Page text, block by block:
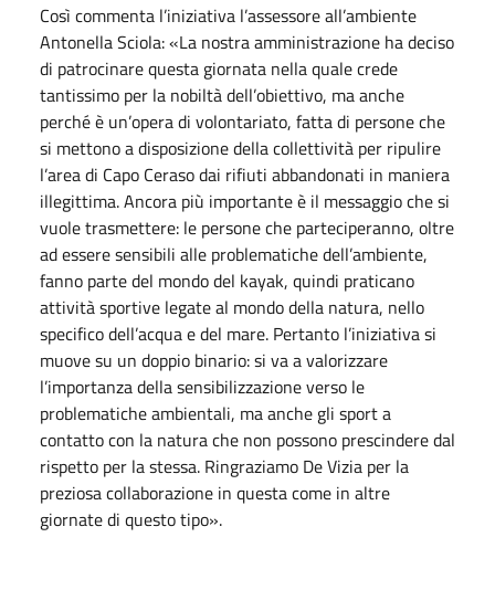
Così commenta l’iniziativa l’assessore all’ambiente
Antonella Sciola: «La nostra amministrazione ha deciso
di patrocinare questa giornata nella quale crede
tantissimo per la nobiltà dell’obiettivo, ma anche
perché è un’opera di volontariato, fatta di persone che
si mettono a disposizione della collettività per ripulire
l’area di Capo Ceraso dai rifiuti abbandonati in maniera
illegittima. Ancora più importante è il messaggio che si
vuole trasmettere: le persone che parteciperanno, oltre
ad essere sensibili alle problematiche dell’ambiente,
fanno parte del mondo del kayak, quindi praticano
attività sportive legate al mondo della natura, nello
specifico dell’acqua e del mare. Pertanto l’iniziativa si
muove su un doppio binario: si va a valorizzare
l’importanza della sensibilizzazione verso le
problematiche ambientali, ma anche gli sport a
contatto con la natura che non possono prescindere dal
rispetto per la stessa. Ringraziamo De Vizia per la
preziosa collaborazione in questa come in altre
giornate di questo tipo».